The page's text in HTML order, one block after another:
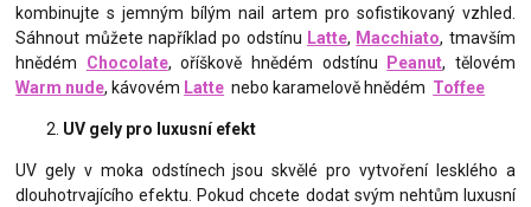
kombinujte s jemným bílým nail artem pro sofistikovaný vzhled.
Sáhnout můžete například po odstínu Latte, Macchiato, tmavším
hnědém Chocolate, oříškově hnědém odstínu Peanut, tělovém
Warm nude, kávovém Latte nebo karamelově hnědém Toffee
UV gely pro luxusní efekt
UV gely v moka odstínech jsou skvělé pro vytvoření lesklého a
dlouhotrvajícího efektu. Pokud chcete dodat svým nehtům luxusní